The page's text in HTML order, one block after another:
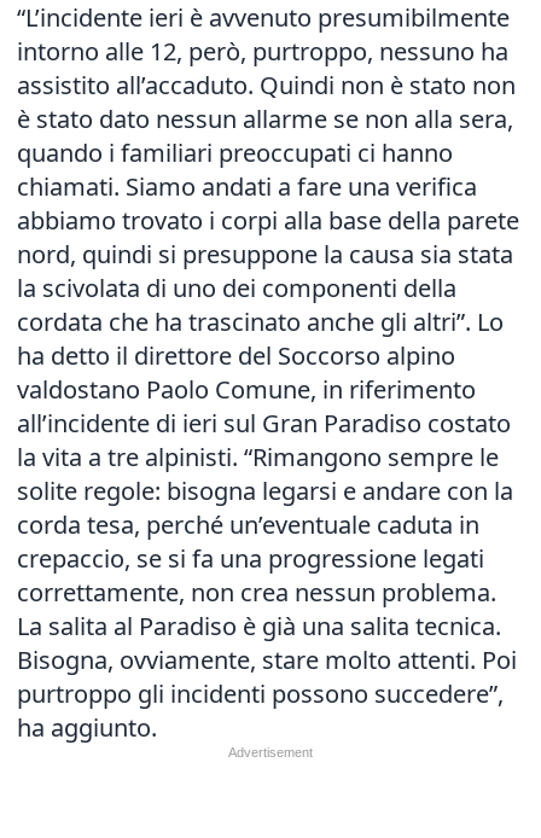
“L’incidente ieri è avvenuto presumibilmente
intorno alle 12, però, purtroppo, nessuno ha
assistito all’accaduto. Quindi non è stato non
è stato dato nessun allarme se non alla sera,
quando i familiari preoccupati ci hanno
chiamati. Siamo andati a fare una verifica
abbiamo trovato i corpi alla base della parete
nord, quindi si presuppone la causa sia stata
la scivolata di uno dei componenti della
cordata che ha trascinato anche gli altri”. Lo
ha detto il direttore del Soccorso alpino
valdostano Paolo Comune, in riferimento
all’incidente di ieri sul Gran Paradiso costato
la vita a tre alpinisti. “Rimangono sempre le
solite regole: bisogna legarsi e andare con la
corda tesa, perché un’eventuale caduta in
crepaccio, se si fa una progressione legati
correttamente, non crea nessun problema.
La salita al Paradiso è già una salita tecnica.
Bisogna, ovviamente, stare molto attenti. Poi
purtroppo gli incidenti possono succedere”,
ha aggiunto.